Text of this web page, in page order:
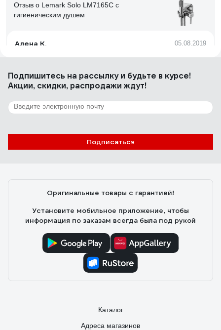
Отзыв о Lemark Solo LM7165C с
гигиеническим душем
Алена К. 05.08.2019
Цена
25 отзывов
Отзыв о Grohe Costa S
Подпишитесь на рассылкуи будьте в курсе!
Акции, скидки, распродажи ждут!
Подписаться
Оригинальные товары с гарантией!
Установите мобильное приложение, чтобы
информация по заказам всегда была под рукой
Каталог
Адреса магазинов